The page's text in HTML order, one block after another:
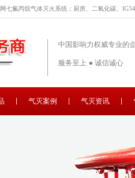
七氟丙烷气体灭火系统；厨房、二氧化碳、
中国影响力权威专业的
服务至上 ● 诚信诚心
气灭案例 气灭资讯